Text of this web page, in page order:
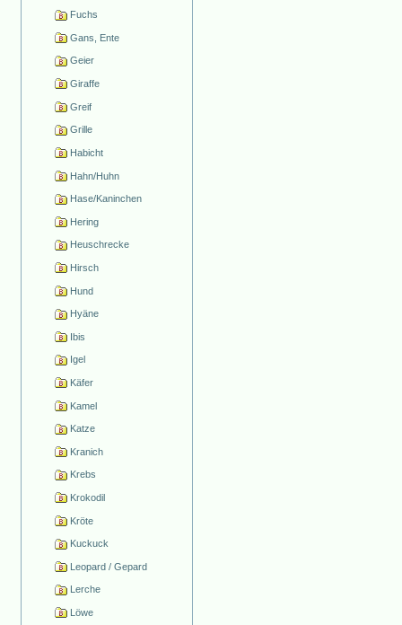
Fuchs
Gans, Ente
Geier
Giraffe
Greif
Grille
Habicht
Hahn/Huhn
Hase/Kaninchen
Hering
Heuschrecke
Hirsch
Hund
Hyäne
Ibis
Igel
Käfer
Kamel
Katze
Kranich
Krebs
Krokodil
Kröte
Kuckuck
Leopard / Gepard
Lerche
Löwe